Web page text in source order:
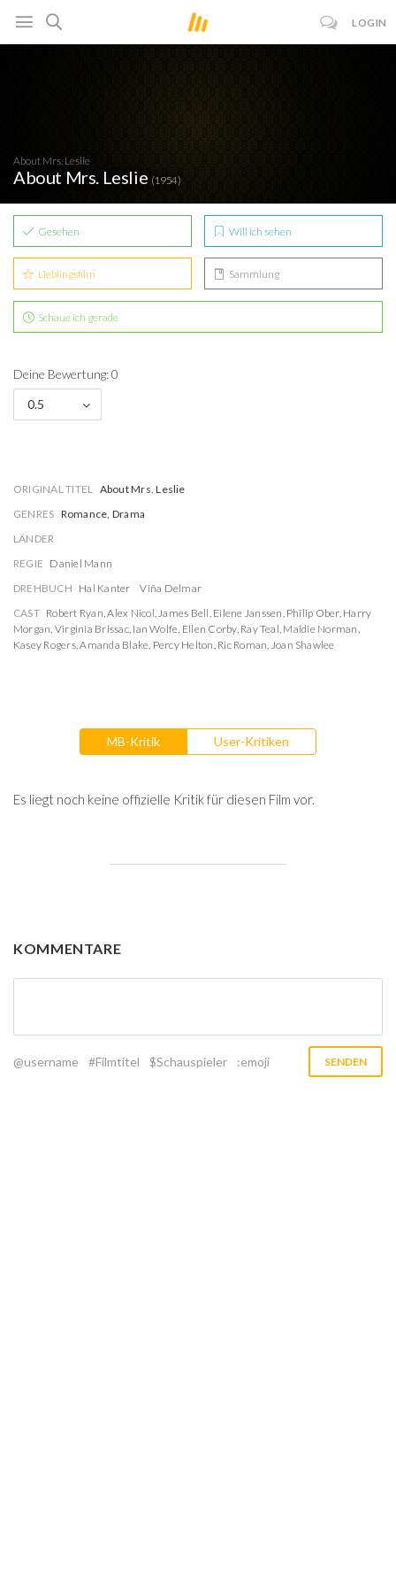
LOGIN
About Mrs. Leslie
About Mrs. Leslie (1954)
Gesehen Will ich sehen
Lieblingsfilm Sammlung
Schaue ich gerade
Deine Bewertung: 0
0.5
ORIGINAL TITEL About Mrs. Leslie
GENRES Romance, Drama
LÄNDER
REGIE Daniel Mann
DREHBUCH Hal Kanter
Viña Delmar
CAST Robert Ryan,Alex Nicol,James Bell, Eilene Janssen, Philip Ober, Harry
Morgan, Virginia Brissac, Ian Wolfe, Ellen Corby, Ray Teal, Maidie Norman,
Kasey Rogers,Amanda Blake, Percy Helton, Ric Roman, Joan Shawlee
MB-Kritik User-Kritiken
Es liegt noch keine offizielle Kritik für diesen Film vor.
KOMMENTARE
@username #Filmtitel $Schauspieler :emoji